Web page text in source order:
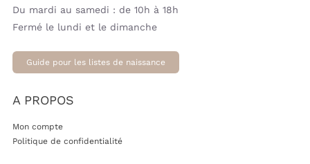
Du mardi au samedi : de 10h à 18h
Fermé le lundi et le dimanche
Guide pour les listes de naissance
A PROPOS
Mon compte
Politique de confidentialité